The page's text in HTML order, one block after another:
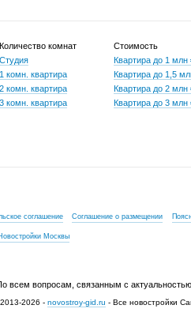
Количество комнат
Студия
1 комн. квартира
2 комн. квартира
3 комн. квартира
Стоимость
Квартира до 1 млн
Квартира до 1,5
Квартира до 2 млн
Квартира до 3 млн
соглашение Соглашение о размещении
Москвы
всем вопросам, связанным с
2026 - novostroy-gid.ru - Все новостройки